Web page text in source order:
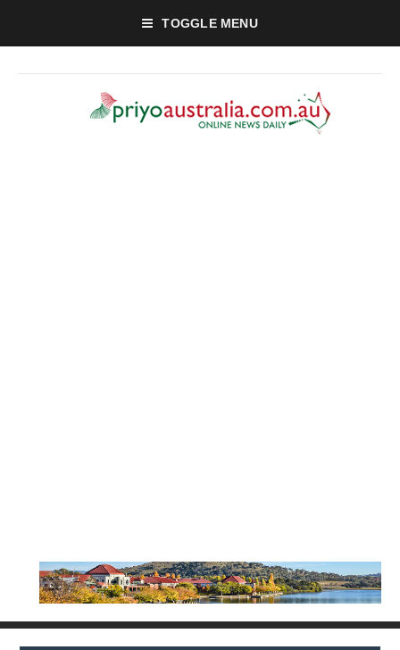
TOGGLE MENU